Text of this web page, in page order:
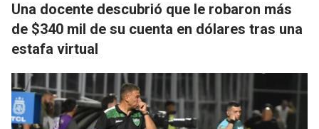
Una docente descubrió que le robaron más
de $340 mil de su cuenta en dólares tras una
estafa virtual